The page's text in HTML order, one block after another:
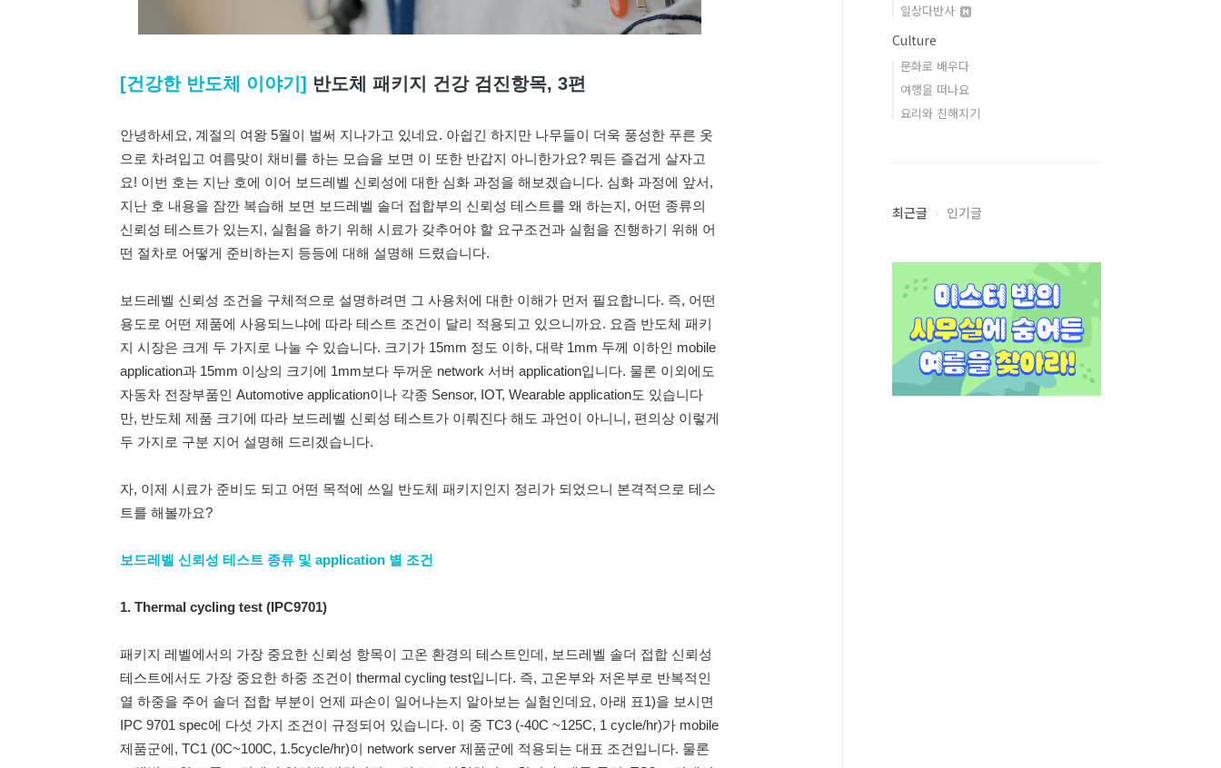
[건강한 반도체 이야기] 반도체 패키지 건강 검진항목, 3편
안녕하세요, 계절의 여왕 5월이 벌써 지나가고 있네요. 아쉽긴 하지만 나무들이 더욱 풍성한 푸른 옷
으로 차려입고 여름맞이 채비를 하는 모습을 보면 이 또한 반갑지 아니한가요? 뭐든 즐겁게 살자고
요! 이번 호는 지난 호에 이어 보드레벨 신뢰성에 대한 심화 과정을 해보겠습니다. 심화 과정에 앞서,
지난 호 내용을 잠깐 복습해 보면 보드레벨 솔더 접합부의 신뢰성 테스트를 왜 하는지, 어떤 종류의
신뢰성 테스트가 있는지, 실험을 하기 위해 시료가 갖추어야 할 요구조건과 실험을 진행하기 위해 어
떤 절차로 어떻게 준비하는지 등등에 대해 설명해 드렸습니다.
보드레벨 신뢰성 조건을 구체적으로 설명하려면 그 사용처에 대한 이해가 먼저 필요합니다. 즉, 어떤
용도로 어떤 제품에 사용되느냐에 따라 테스트 조건이 달리 적용되고 있으니까요. 요즘 반도체 패키
지 시장은 크게 두 가지로 나눌 수 있습니다. 크기가 15mm 정도 이하, 대략 1mm 두께 이하인 mobile
application과 15mm 이상의 크기에 1mm보다 두꺼운 network 서버 application입니다. 물론 이외에도
자동차 전장부품인 Automotive application이나 각종 Sensor, IOT, Wearable application도 있습니다
만, 반도체 제품 크기에 따라 보드레벨 신뢰성 테스트가 이뤄진다 해도 과언이 아니니, 편의상 이렇게
두 가지로 구분 지어 설명해 드리겠습니다.
자, 이제 시료가 준비도 되고 어떤 목적에 쓰일 반도체 패키지인지 정리가 되었으니 본격적으로 테스
트를 해볼까요?
보드레벨 신뢰성 테스트 종류 및 application 별 조건
1. Thermal cycling test (IPC9701)
패키지 레벨에서의 가장 중요한 신뢰성 항목이 고온 환경의 테스트인데, 보드레벨 솔더 접합 신뢰성
테스트에서도 가장 중요한 하중 조건이 thermal cycling test입니다. 즉, 고온부와 저온부로 반복적인
열 하중을 주어 솔더 접합 부분이 언제 파손이 일어나는지 알아보는 실험인데요, 아래 표1)을 보시면
IPC 9701 spec에 다섯 가지 조건이 규정되어 있습니다. 이 중 TC3 (-40C ~125C, 1 cycle/hr)가 mobile
제품군에, TC1 (0C~100C, 1.5cycle/hr)이 network server 제품군에 적용되는 대표 조건입니다. 물론
일상다반사
Culture
문화로 배우다
여행을 떠나요
요리와 친해지기
최근글 인기글